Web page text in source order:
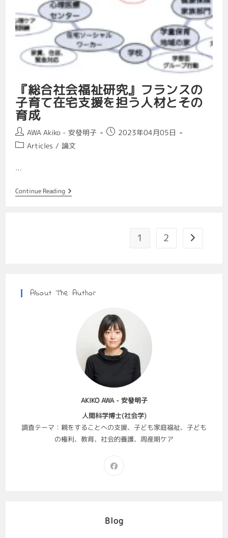
『総合社会福祉研究』フランスの
子育て在宅支援を担う人材とその
育成
AWA Akiko - 安發明子
2023年04月05日
Articles / 論文
…
Continue Reading
1 2
About The Author
AKIKO AWA - 安發明子
人間科学博士(社会学)
調査テーマ：親をすることへの支援、子ども家庭福祉、子ども
の権利、教育、社会的養護、周産期ケア
Blog